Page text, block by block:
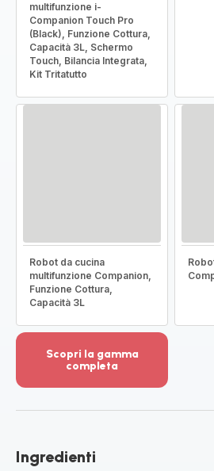
multifunzione i-
Companion Touch Pro
(Black), Funzione Cottura,
Capacità 3L, Schermo
Touch, Bilancia Integrata,
Kit Tritatutto
Robot da cucina
multifunzione Companion,
Funzione Cottura,
Capacità 3L
Scopri la gamma
completa
dettagli
la
Ingredienti